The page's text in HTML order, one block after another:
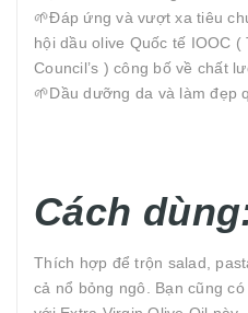
🌱Đáp ứng và vượt xa tiêu
hội dầu olive Quốc tế IOOC
Council’s ) công bố về chất
🌱Dầu dưỡng da và làm đẹp
Cách
Thích hợp để trộn salad,
cả nổ bỏng ngô. Bạn cũng